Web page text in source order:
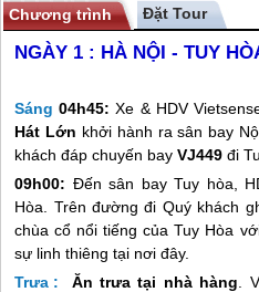
Chương trình
NGÀY 1 : HÀ NỘI - TUY
Sáng 04h45: Xe & HDV
Hát Lớn khởi hành ra sân bay
khách đáp chuyến bayVJ449đi
09h00: Đến sân bay Tuy hòa,
Hòa. Trên đường đi Quý khách
chùa cổ nổi tiếng của Tuy Hòa
sự linh thiêng tại nơi đây.
Trưa :
Ăn trưa tại nhà hàng .